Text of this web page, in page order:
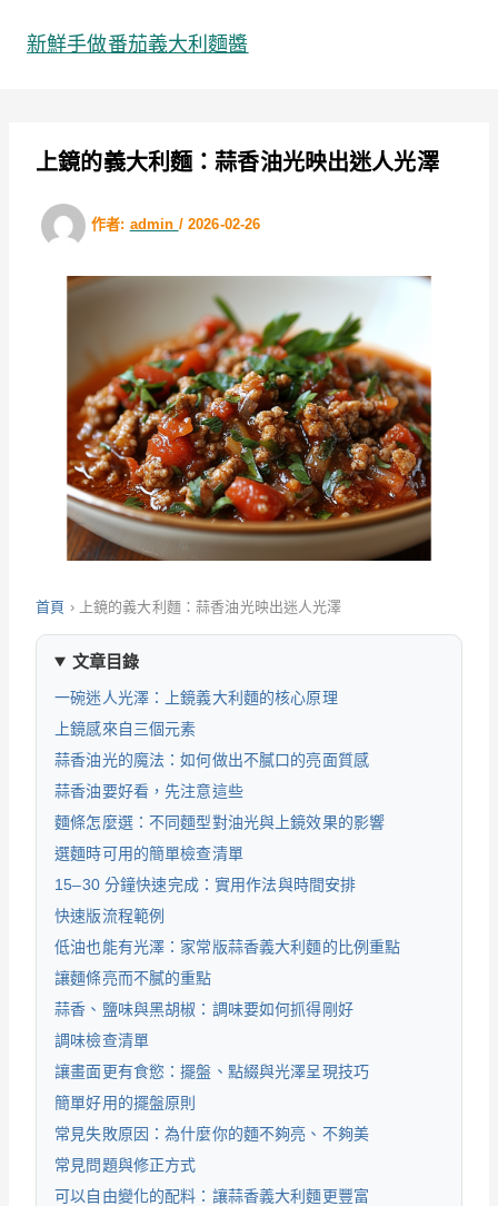
新鮮手做番茄義大利麵醬
上鏡的義大利麵：蒜香油光映出迷人光澤
作者: admin / 2026-02-26
首頁 › 上鏡的義大利麵：蒜香油光映出迷人光澤
文章目錄
一碗迷人光澤：上鏡義大利麵的核心原理
上鏡感來自三個元素
蒜香油光的魔法：如何做出不膩口的亮面質感
蒜香油要好看，先注意這些
麵條怎麼選：不同麵型對油光與上鏡效果的影響
選麵時可用的簡單檢查清單
15–30 分鐘快速完成：實用作法與時間安排
快速版流程範例
低油也能有光澤：家常版蒜香義大利麵的比例重點
讓麵條亮而不膩的重點
蒜香、鹽味與黑胡椒：調味要如何抓得剛好
調味檢查清單
讓畫面更有食慾：擺盤、點綴與光澤呈現技巧
簡單好用的擺盤原則
常見失敗原因：為什麼你的麵不夠亮、不夠美
常見問題與修正方式
可以自由變化的配料：讓蒜香義大利麵更豐富